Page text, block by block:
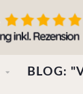
BLOG: